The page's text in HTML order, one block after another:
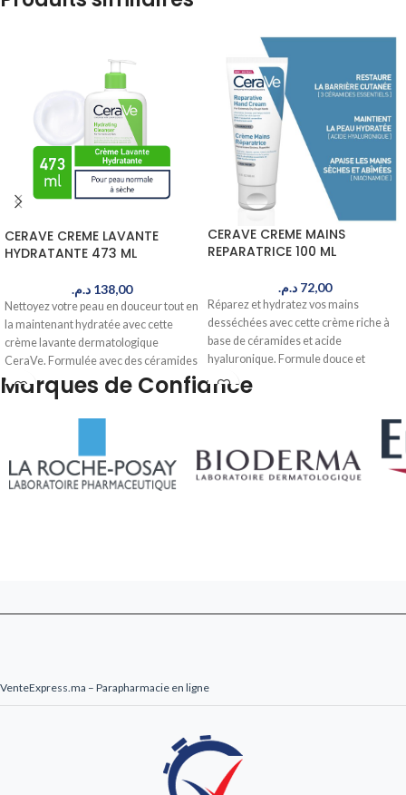
CERAVE CREME LAVANTE
HYDRATANTE 473 ML
138,00 د.م.
Nettoyez votre peau en douceur tout en
la maintenant hydratée avec cette
crème lavante dermatologique
CeraVe. Formulée avec des céramides
essentiels, elle convient à tous les types
de peau. Commandez maintenant,
CERAVE CREME MAINS
REPARATRICE 100 ML
72,00 د.م.
Réparez et hydratez vos mains
desséchées avec cette crème riche à
base de céramides et acide
hyaluronique. Formule douce et
efficace pour des mains douces et
apaisées. Livré en 24-48h au Maroc.
Marques de Confiance
VenteExpress.ma – Parapharmacie en ligne